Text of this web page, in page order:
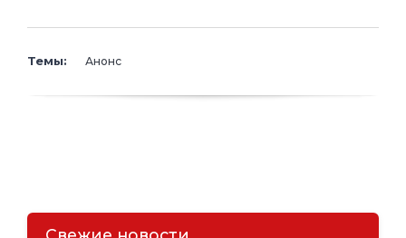
Темы: Анонс